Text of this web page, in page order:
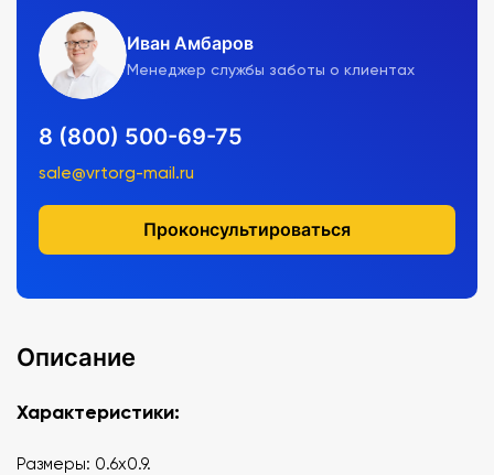
Иван Амбаров
Менеджер службы заботы о клиентах
8 (800) 500-69-75
sale@vrtorg-mail.ru
Проконсультироваться
Описание
Характеристики:
Размеры: 0.6x0.9.